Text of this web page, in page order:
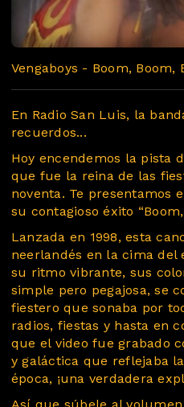
Vengaboys - Boom, Boom,
En Radio San Luis, la
recuerdos...
Hoy encendemos la pista
que fue la reina de las
noventa. Te presentamos
su contagioso éxito
Lanzada en 1998, esta
neerlandés en la cima del
su ritmo vibrante, sus
simple pero pegajosa, se
fiestero que sonaba por
radios, fiestas y hasta en
que el video fue grabado
y galáctica que reflejaba
época, ¡una verdadera